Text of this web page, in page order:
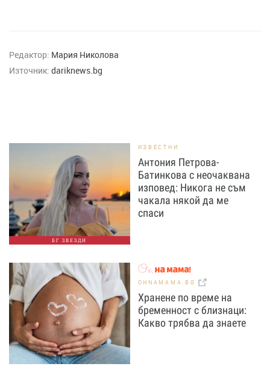
Редактор: Мария Николова
Източник: dariknews.bg
БГ ЗВЕЗДИ
ИЗВЕСТНИ
Антония Петрова-
Батинкова с неочаквана
изповед: Никога не съм
чакала някой да ме
спаси
OHNAMAMA.BG
Хранене по време на
бременност с близнаци:
Какво трябва да знаете